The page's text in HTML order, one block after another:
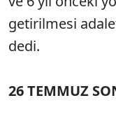
getirilmesi
dedi.
26 TEMMUZ